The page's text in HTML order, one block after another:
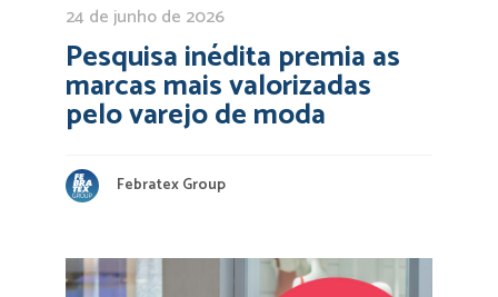
24 de junho de 2026
Pesquisa inédita premia as
marcas mais valorizadas
pelo varejo de moda
Febratex Group